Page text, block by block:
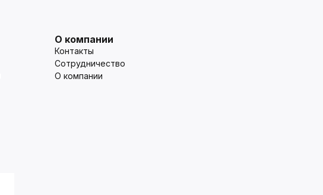
О компании
Контакты
Сотрудничество
О компании